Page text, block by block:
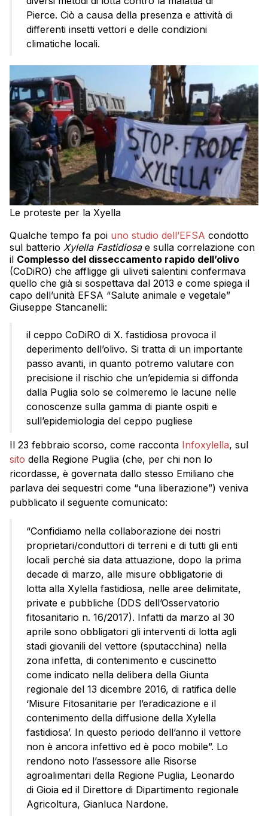
Pierce. Ciò a causa della presenza e attività di
differenti insetti vettori e delle condizioni
climatiche locali.
Le proteste per la Xyella
Qualche tempo fa poi uno studio dell’EFSA condotto
sul batterio Xylella Fastidiosae sulla correlazione con
il Complesso del disseccamento rapido dell’olivo
(CoDiRO) che affligge gli uliveti salentini confermava
quello che già si sospettava dal 2013 e come spiega il
capo dell’unità EFSA “Salute animale e vegetale”
Giuseppe Stancanelli:
il ceppo CoDiRO di X. fastidiosa provoca il
deperimento dell’olivo. Si tratta di un importante
passo avanti, in quanto potremo valutare con
precisione il rischio che un’epidemia si diffonda
dalla Puglia solo se colmeremo le lacune nelle
conoscenze sulla gamma di piante ospiti e
sull’epidemiologia del ceppo pugliese
Il 23 febbraio scorso, come racconta Infoxylella, sul
sito della Regione Puglia (che, per chi non lo
ricordasse, è governata dallo stesso Emiliano che
parlava dei sequestri come “una liberazione”) veniva
pubblicato il seguente comunicato:
“Confidiamo nella collaborazione dei nostri
proprietari/conduttori di terreni e di tutti gli enti
locali perché sia data attuazione, dopo la prima
decade di marzo, alle misure obbligatorie di
lotta alla Xylella fastidiosa, nelle aree delimitate,
private e pubbliche (DDS dell’Osservatorio
fitosanitario n. 16/2017). Infatti da marzo al 30
aprile sono obbligatori gli interventi di lotta agli
stadi giovanili del vettore (sputacchina) nella
zona infetta, di contenimento e cuscinetto
come indicato nella delibera della Giunta
regionale del 13 dicembre 2016, di ratifica delle
‘Misure Fitosanitarie per l’eradicazione e il
contenimento della diffusione della Xylella
fastidiosa’. In questo periodo dell’anno il vettore
non è ancora infettivo ed è poco mobile”. Lo
rendono noto l’assessore alle Risorse
agroalimentari della Regione Puglia, Leonardo
di Gioia ed il Direttore di Dipartimento regionale
Agricoltura, Gianluca Nardone.